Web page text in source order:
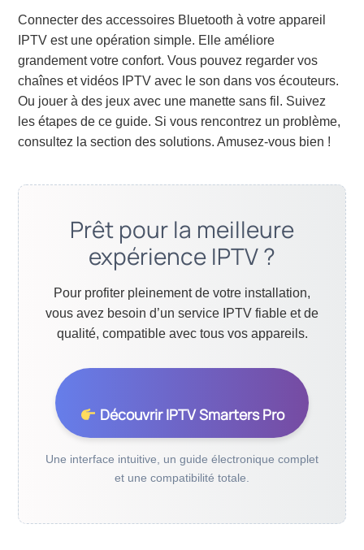
Connecter des accessoires Bluetooth à votre appareil
IPTV est une opération simple. Elle améliore
grandement votre confort. Vous pouvez regarder vos
chaînes et vidéos IPTV avec le son dans vos écouteurs.
Ou jouer à des jeux avec une manette sans fil. Suivez
les étapes de ce guide. Si vous rencontrez un problème,
consultez la section des solutions. Amusez-vous bien !
Prêt pour la meilleure
expérience IPTV ?
Pour profiter pleinement de votre installation,
vous avez besoin d’un service IPTV fiable et de
qualité, compatible avec tous vos appareils.
Découvrir IPTV Smarters Pro
Une interface intuitive, un guide électronique complet
et une compatibilité totale.